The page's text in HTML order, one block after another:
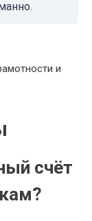
и
счёт